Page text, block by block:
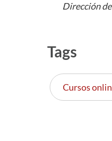
Dirección
Tags
Cursos